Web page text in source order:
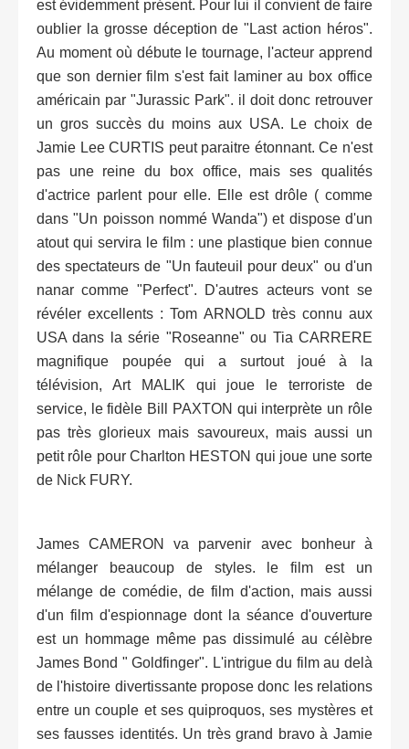
est évidemment présent. Pour lui il convient de faire
oublier la grosse déception de "Last action héros".
Au moment où débute le tournage, l'acteur apprend
que son dernier film s'est fait laminer au box office
américain par "Jurassic Park". il doit donc retrouver
un gros succès du moins aux USA. Le choix de
Jamie Lee CURTIS peut paraitre étonnant. Ce n'est
pas une reine du box office, mais ses qualités
d'actrice parlent pour elle. Elle est drôle ( comme
dans "Un poisson nommé Wanda") et dispose d'un
atout qui servira le film : une plastique bien connue
des spectateurs de "Un fauteuil pour deux" ou d'un
nanar comme "Perfect". D'autres acteurs vont se
révéler excellents : Tom ARNOLD très connu aux
USA dans la série "Roseanne" ou Tia CARRERE
magnifique poupée qui a surtout joué à la
télévision, Art MALIK qui joue le terroriste de
service, le fidèle Bill PAXTON qui interprète un rôle
pas très glorieux mais savoureux, mais aussi un
petit rôle pour Charlton HESTON qui joue une sorte
de Nick FURY.
James CAMERON va parvenir avec bonheur à
mélanger beaucoup de styles. le film est un
mélange de comédie, de film d'action, mais aussi
d'un film d'espionnage dont la séance d'ouverture
est un hommage même pas dissimulé au célèbre
James Bond " Goldfinger". L'intrigue du film au delà
de l'histoire divertissante propose donc les relations
entre un couple et ses quiproquos, ses mystères et
ses fausses identités. Un très grand bravo à Jamie